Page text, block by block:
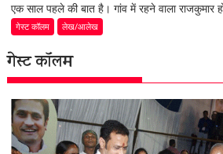
एक साल पहले की बात है। गांव में रहने वाला राजकुमार
गेस्ट कॉलम लेख/आलेख
गेस्ट कॉलम